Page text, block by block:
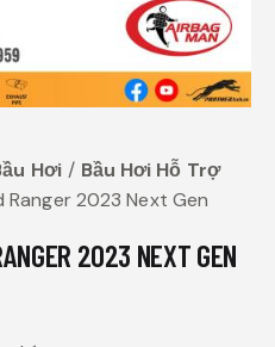
Hơi
Bầu Hơi Hỗ Trợ
2023 Next Gen
2023 NEXT GEN